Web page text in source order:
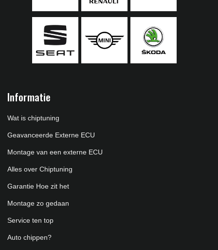
Informatie
Wat is chiptuning
Geavanceerde Externe ECU
Montage van een externe ECU
Alles over Chiptuning
Garantie Hoe zit het
Montage zo gedaan
Service ten top
Auto chippen?